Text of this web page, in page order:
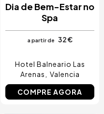
Dia de Bem-Estar no
Spa
a partir de 32 €
Hotel Balneario Las
Arenas
Valencia
COMPRE AGORA